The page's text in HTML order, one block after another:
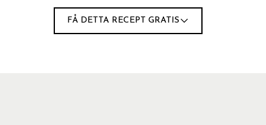
FÅ DETTA RECEPT GRATIS